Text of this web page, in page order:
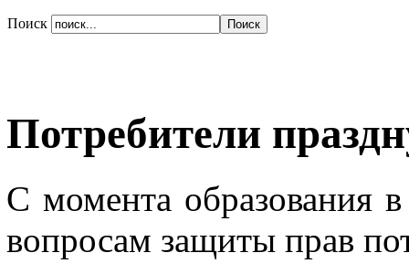
Поиск
Потребители
С момента образования
вопросам защиты прав